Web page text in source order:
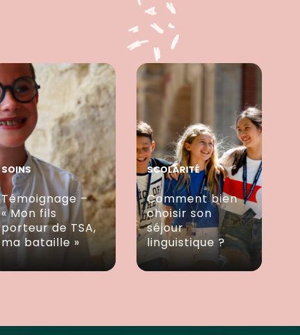
SOINS
Témoignage –
« Mon fils
porteur de TSA,
ma bataille »
SCOLARITÉ
Comment bien
choisir son
séjour
linguistique ?